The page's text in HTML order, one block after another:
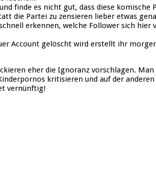
finde es nicht gut, dass diese komische
die Partei zu zensieren lieber etwas
erkennen, welche Follower sich hier
Account gelöscht wird erstellt ihr
eher die Ignoranz vorschlagen.
kritisieren und auf der
vernünftig!